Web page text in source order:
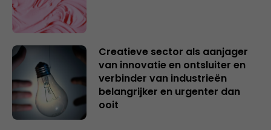
Creatieve sector als aanjager
van innovatie en ontsluiter en
verbinder van industrieën
belangrijker en urgenter dan
ooit